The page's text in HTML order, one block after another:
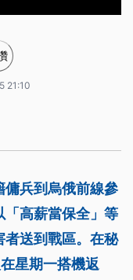
21:10
傭兵到烏俄前線參
「高薪當保全」等
者送到戰區。在秘
星期一搭機返